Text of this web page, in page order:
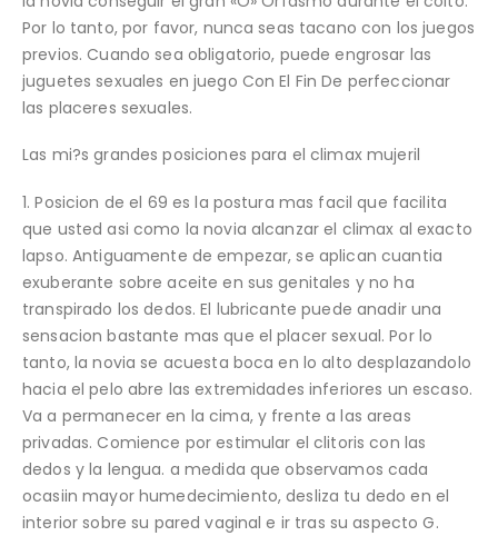
Por lo tanto, por favor, nunca seas tacano con los juegos
previos. Cuando sea obligatorio, puede engrosar las
juguetes sexuales en juego Con El Fin De perfeccionar
las placeres sexuales.
Las mi?s grandes posiciones para el climax mujeril
1. Posicion de el 69 es la postura mas facil que facilita
que usted asi­ como la novia alcanzar el climax al exacto
lapso. Antiguamente de empezar, se aplican cuanti­a
exuberante sobre aceite en sus genitales y no ha
transpirado los dedos. El lubricante puede anadir una
sensacion bastante mas que el placer sexual. Por lo
tanto, la novia se acuesta boca en lo alto desplazandolo
hacia el pelo abre las extremidades inferiores un escaso.
Va a permanecer en la cima, y frente a las areas
privadas. Comience por estimular el clitoris con las
dedos y la lengua. a medida que observamos cada
ocasiin mayor humedecimiento, desliza tu dedo en el
interior sobre su pared vaginal e ir tras su aspecto G.